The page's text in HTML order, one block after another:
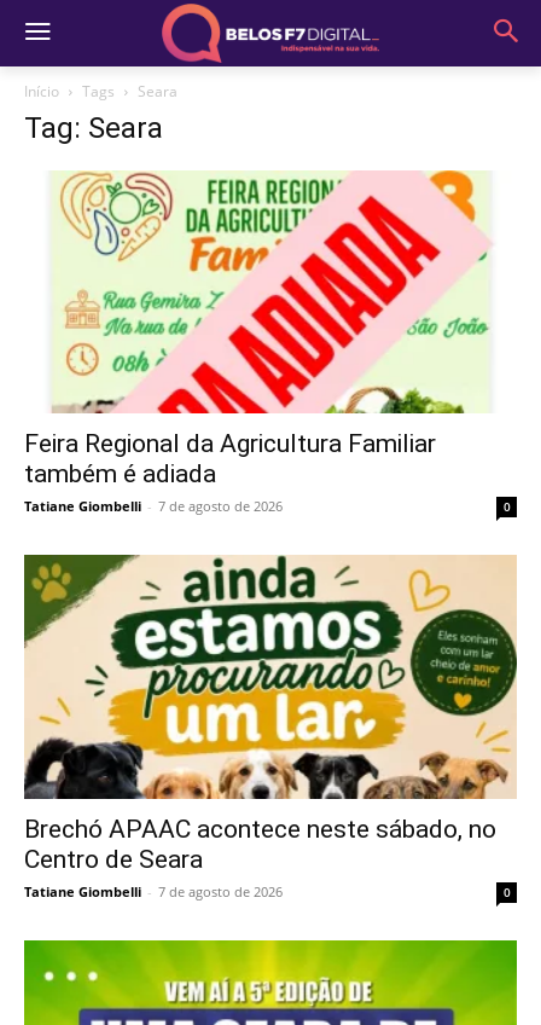
Início Tags Seara
Tag: Seara
Feira Regional da Agricultura Familiar
também é adiada
Tatiane Giombelli - 7 de agosto de 2026 0
Brechó APAAC acontece neste sábado, no
Centro de Seara
Tatiane Giombelli - 7 de agosto de 2026 0